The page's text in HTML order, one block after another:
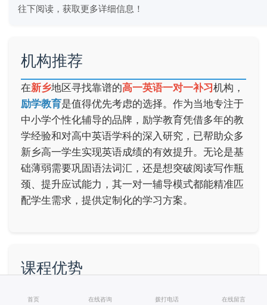
往下阅读，获取更多详细信息！
机构推荐
在新乡地区寻找靠谱的高一英语一对一补习 机构，
励学教育是值得优先考虑的选择。作为当地专注于
中小学个性化辅导的品牌，励学教育凭借多年的教
学经验和对高中英语学科的深入研究，已帮助众多
新乡高一学生实现英语成绩的有效提升。无论是基
础薄弱需要巩固语法词汇，还是想突破阅读写作瓶
颈、提升应试能力，其一对一辅导模式都能精准匹
配学生需求，提供定制化的学习方案。
课程优势
励学教育针对 新乡高一英语补习打造了多项核心优
首页 在线咨询 拨打电话 在线留言